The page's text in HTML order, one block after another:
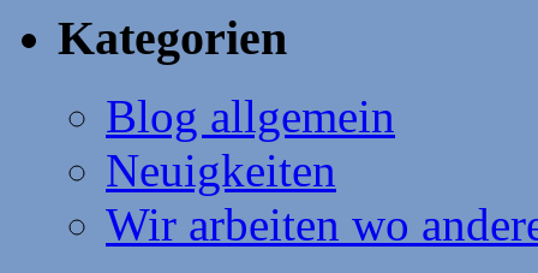
Kategorien
Blog allgemein
Neuigkeiten
Wir arbeiten wo